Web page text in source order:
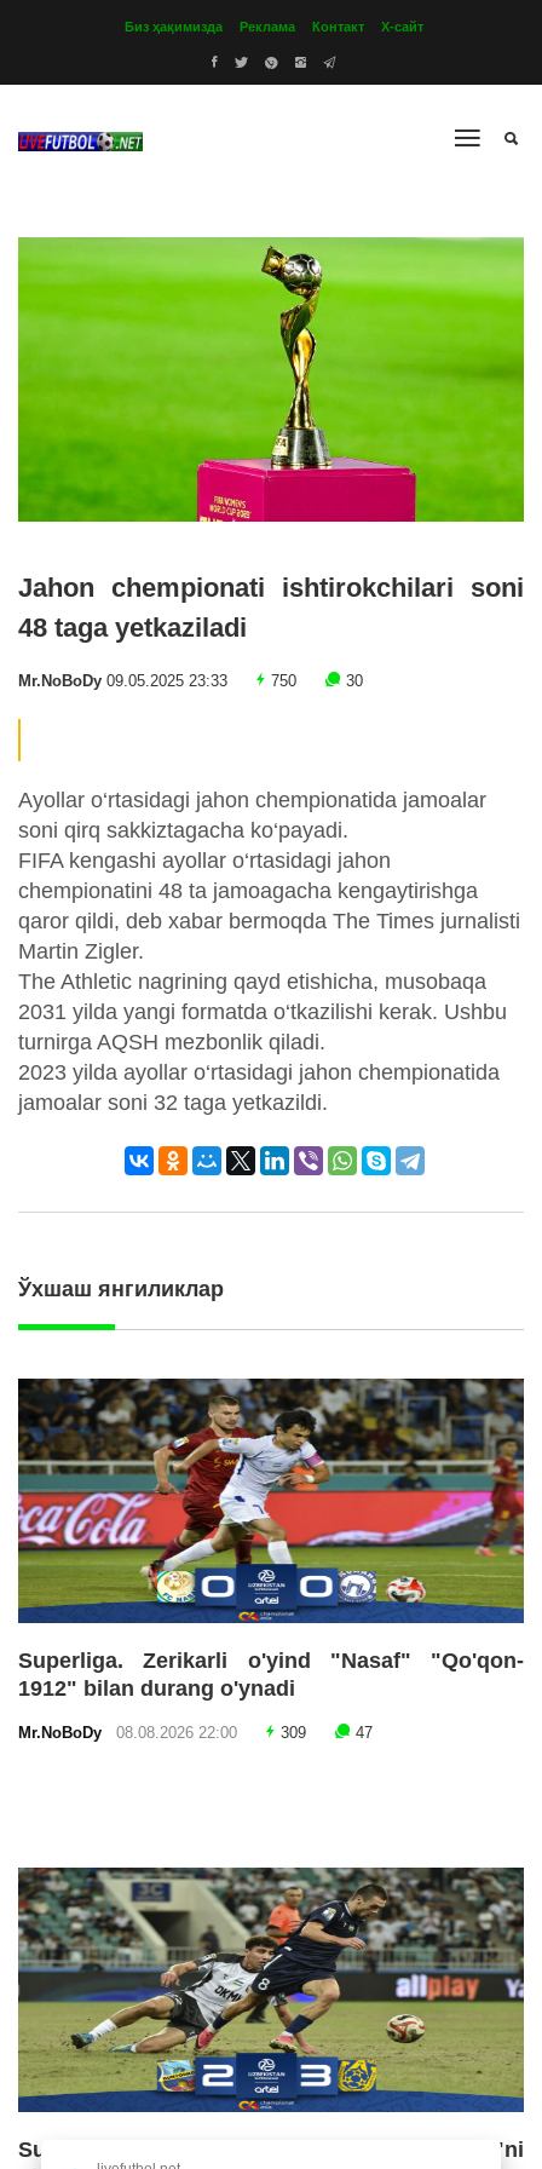
Биз ҳақимизда Реклама Контакт Х-сайт
Jahon chempionati ishtirokchilari soni
48 taga yetkaziladi
Mr.NoBoDy 09.05.2025 23:33 750 30
Ayollar o‘rtasidagi jahon chempionatida jamoalar
soni qirq sakkiztagacha ko‘payadi.
FIFA kengashi ayollar o‘rtasidagi jahon
chempionatini 48 ta jamoagacha kengaytirishga
qaror qildi, deb xabar bermoqda The Times jurnalisti
Martin Zigler.
The Athletic nagrining qayd etishicha, musobaqa
2031 yilda yangi formatda o‘tkazilishi kerak. Ushbu
turnirga AQSH mezbonlik qiladi.
2023 yilda ayollar o‘rtasidagi jahon chempionatida
jamoalar soni 32 taga yetkazildi.
Ўхшаш янгиликлар
Superliga. Zerikarli o'yind "Nasaf" "Qo'qon-
1912" bilan durang o'ynadi
Mr.NoBoDy 08.08.2026 22:00 309 47
Superliga. OKMK safarda "Bunyodkor"ni